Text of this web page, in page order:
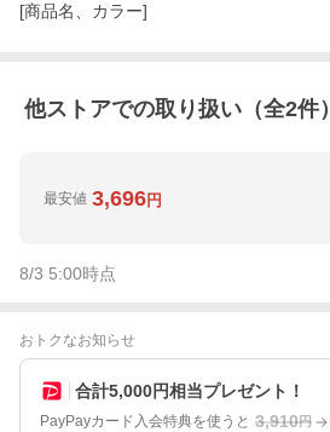
[商品名、カラー]
他ストアでの取り扱い（全2件）
最安値 3,696円
8/3 5:00時点
おトクなお知らせ
合計5,000円相当プレゼント！
PayPayカード入会特典を使うと 3,910円